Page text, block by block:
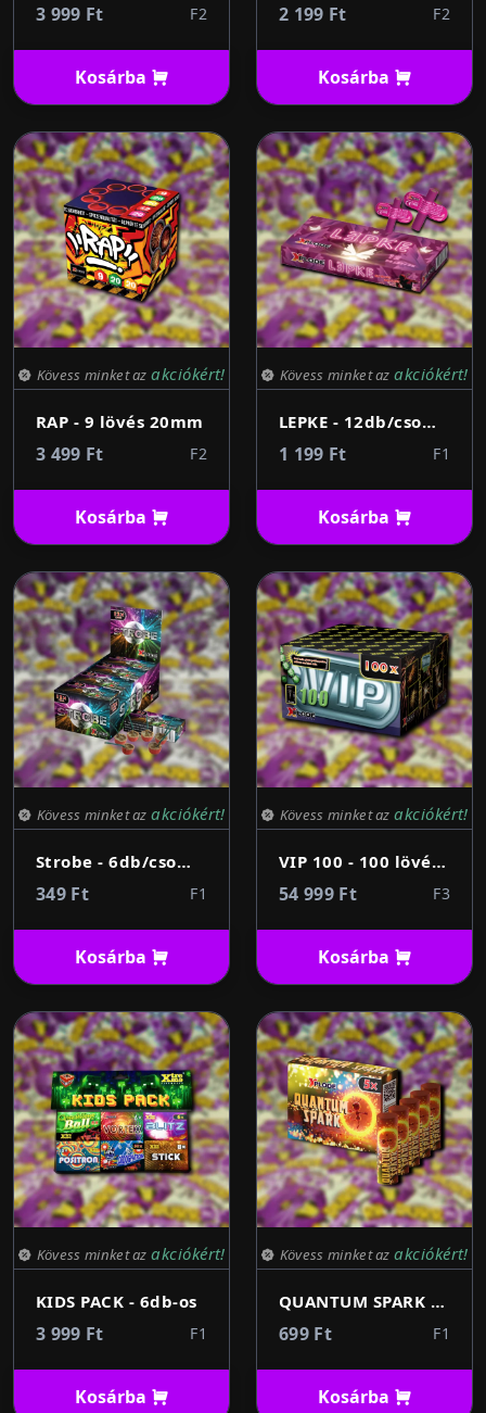
3 999 Ft F2
Kosárba
2 199 Ft F2
Kosárba
Kövess minket azakciókért!
RAP - 9 lövés 20mm
3 499 Ft F2
Kosárba
Kövess minket azakciókért!
LEPKE - 12db/csomag
1 199 Ft F1
Kosárba
Kövess minket azakciókért!
Strobe - 6db/csomag
349 Ft F1
Kosárba
Kövess minket azakciókért!
VIP 100 - 100 lövés 25mm
54 999 Ft F3
Kosárba
Kövess minket azakciókért!
KIDS PACK - 6db-os
3 999 Ft F1
Kosárba
Kövess minket azakciókért!
QUANTUM SPARK - ugráló varázsvirág 5db
699 Ft F1
Kosárba